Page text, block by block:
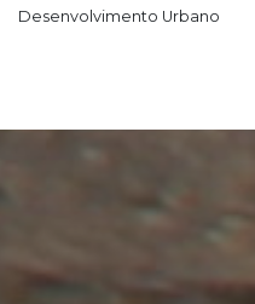
Desenvolvimento Urbano